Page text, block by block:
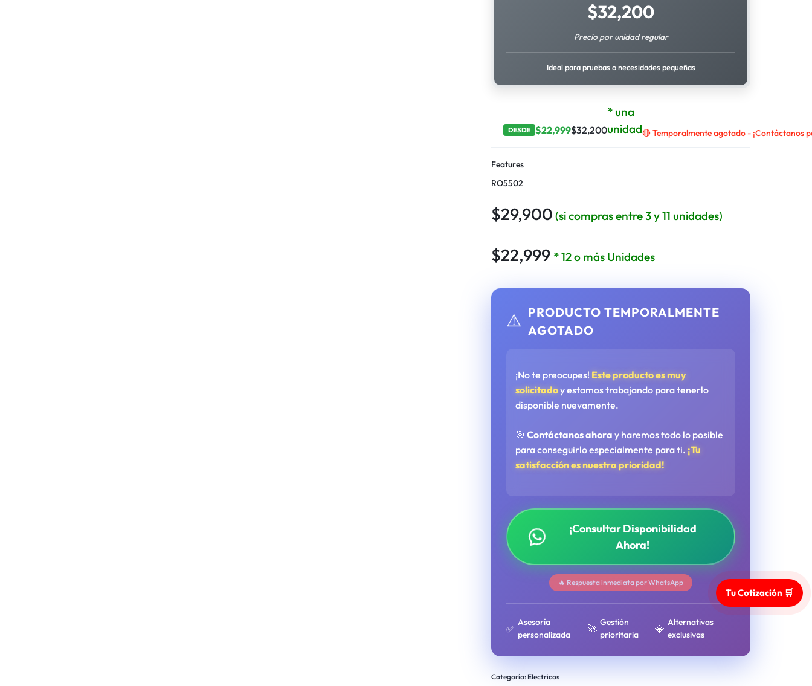
$32,200
Precio por unidad regular
Ideal para pruebas o necesidades pequeñas
DESDE $22,999$32,200
* una
unidad🔴 Temporalmente agotado - ¡Contáctanos
Features
RO5502
$29,900 (si compras entre 3 y 11 unidades)
$22,999 * 12 o más Unidades
⚠️ PRODUCTO TEMPORALMENTE
AGOTADO
¡No te preocupes! Este producto es muy
solicitadoy estamos trabajando para tenerlo
disponible nuevamente.
🎯Contáctanos ahora y haremos todo lo posible
para conseguirlo especialmente para ti. ¡Tu
satisfacción es nuestra prioridad!
¡Consultar Disponibilidad
Ahora!
🔥 Respuesta inmediata por WhatsApp
✅
Asesoría
personalizada
🚀
Gestión
prioritaria
💎
Alternativas
exclusivas
Categoría: Electricos
Tu Cotización 🛒